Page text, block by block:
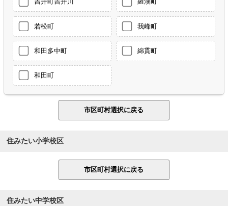
若松町 我峰町
和田多中町 綿貫町
和田町
住みたい小学校区
住みたい中学校区